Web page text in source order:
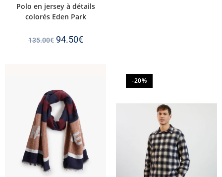
Polo en jersey à détails
colorés Eden Park
135.00€ 94.50€
-20%